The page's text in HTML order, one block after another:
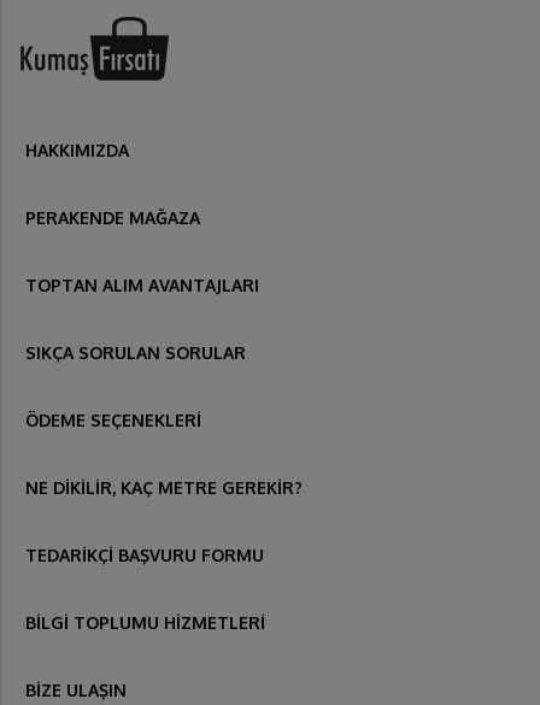
HAKKIMIZDA
PERAKENDE MAĞAZA
TOPTAN ALIM AVANTAJLARI
SIKÇA SORULAN SORULAR
ÖDEME SEÇENEKLERİ
NE DİKİLİR, KAÇ METRE GEREKİR?
TEDARİKÇİ BAŞVURU FORMU
BİLGİ TOPLUMU HİZMETLERİ
BİZE ULAŞIN